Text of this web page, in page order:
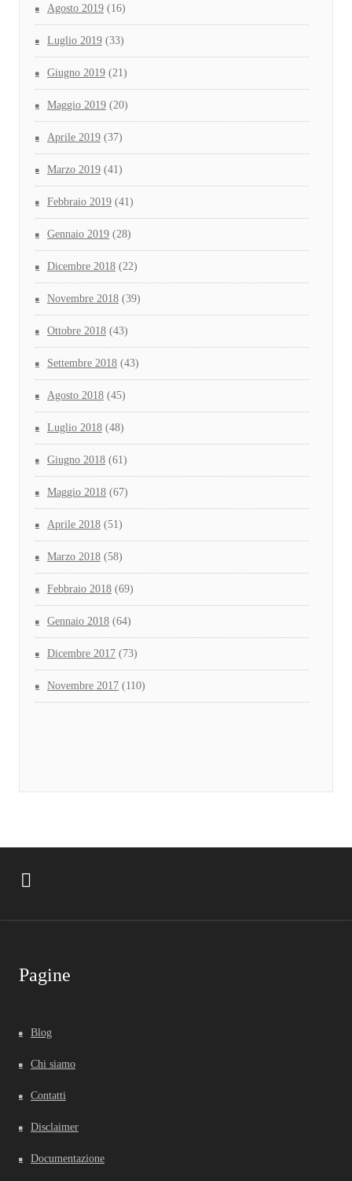
Agosto 2019 (16)
Luglio 2019 (33)
Giugno 2019 (21)
Maggio 2019 (20)
Aprile 2019 (37)
Marzo 2019 (41)
Febbraio 2019 (41)
Gennaio 2019 (28)
Dicembre 2018 (22)
Novembre 2018 (39)
Ottobre 2018 (43)
Settembre 2018 (43)
Agosto 2018 (45)
Luglio 2018 (48)
Giugno 2018 (61)
Maggio 2018 (67)
Aprile 2018 (51)
Marzo 2018 (58)
Febbraio 2018 (69)
Gennaio 2018 (64)
Dicembre 2017 (73)
Novembre 2017 (110)
Pagine
Blog
Chi siamo
Contatti
Disclaimer
Documentazione